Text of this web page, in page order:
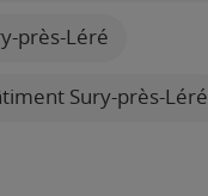
près-Léré
Sury-près-Léré